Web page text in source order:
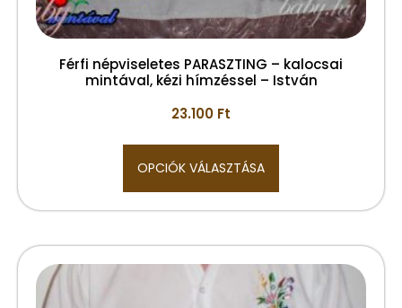
Férfi népviseletes PARASZTING – kalocsai
mintával, kézi hímzéssel – István
23.100 Ft
OPCIÓK VÁLASZTÁSA